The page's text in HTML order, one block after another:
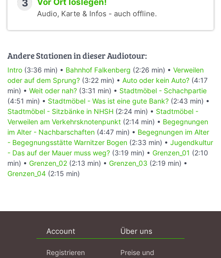
3
Audio, Karte & Infos - auch offline.
Andere Stationen in dieser Audiotour:
Intro (3:36 min) • Bahnhof Falkenberg (2:26 min) • Verweilen
oder auf dem Sprung? (3:22 min) • Auto oder kein Auto? (4:17
min) • Weit oder nah? (3:31 min) • Stadtmöbel - Schachpartie
(4:51 min) • Stadtmöbel - Was ist eine gute Bank? (2:43 min) •
Stadtmöbel - Sitzbänke in NHSH (2:24 min) • Stadtmöbel -
Verweilen am Verkehrsknotenpunkt (2:14 min) • Begegnungen
im Alter - Nachbarschaften (4:47 min) • Begegnungen im Alter
- Begegnungsstätte Warnitzer Bogen (2:33 min) • Jugendkultur
- Das auf der Mauer muss weg? (3:19 min) • Grenzen_01 (2:10
min) • Grenzen_02 (2:13 min) • Grenzen_03 (2:19 min) •
Grenzen_04 (2:15 min)
Account
Registrieren
Über uns
Preise und